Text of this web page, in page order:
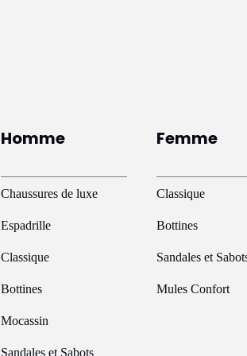
Homme
Chaussures de luxe
Espadrille
Classique
Bottines
Mocassin
Sandales et Sabots
Femme
Classique
Bottines
Sandales et
Mules Confort